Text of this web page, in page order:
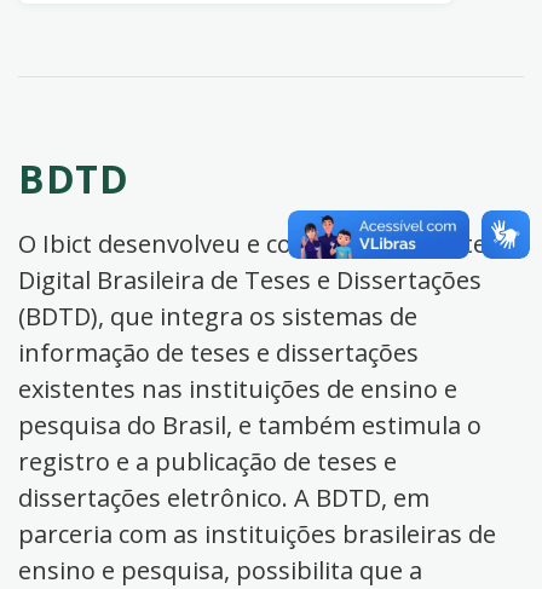
BDTD
O Ibict desenvolveu e coordena a Biblioteca
Digital Brasileira de Teses e Dissertações
(BDTD), que integra os sistemas de
informação de teses e dissertações
existentes nas instituições de ensino e
pesquisa do Brasil, e também estimula o
registro e a publicação de teses e
dissertações eletrônico. A BDTD, em
parceria com as instituições brasileiras de
ensino e pesquisa, possibilita que a